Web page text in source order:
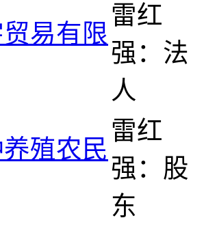
易有限
雷红
强：法
人
殖农民
雷红
强：股
东